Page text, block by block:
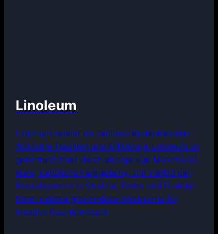
Linoleum
Linoleum vereint als zeitloser Bodenklassiker
150Jahre Tradition und Erfahrung. Linoleum ist
gekennzeichnet durch einzigartige Materialität,
klare, natürliche Farbgebung. Die Vielfalt der
Produktpalette in Struktur, Farbe und Funktion
bittet nahezu grenzenlose Spielräume für
kreative Raumkonzepte